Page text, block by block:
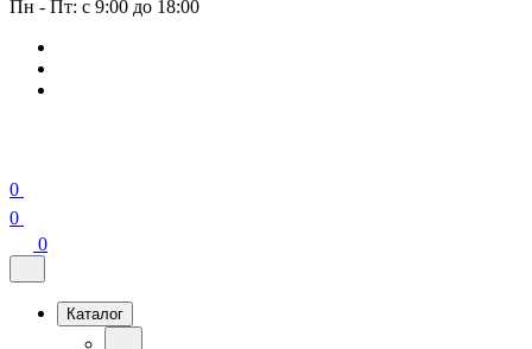
Пн - Пт: с 9:00 до 18:00
0
0
0
Каталог